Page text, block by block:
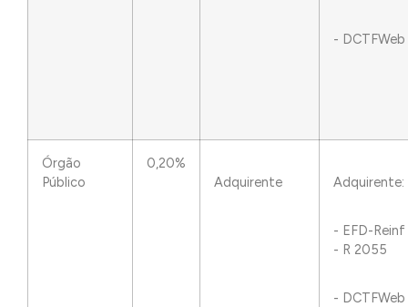
- DCTFWeb
Órgão
Público
0,20%
Adquirente
Adquirente:
- EFD-Reinf
- R 2055
- DCTFWeb